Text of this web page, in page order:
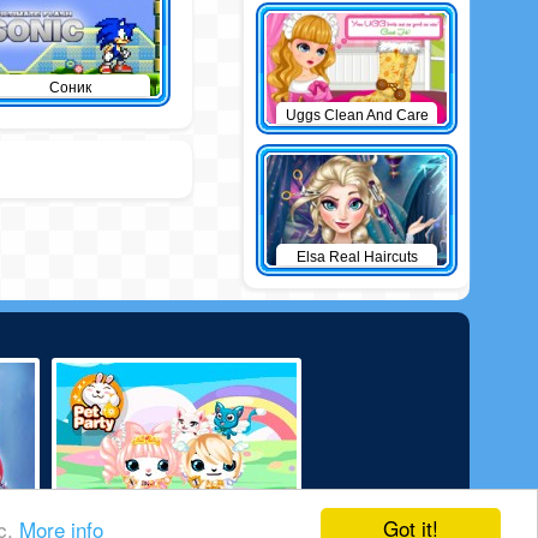
Got it!
More info
Соник
Uggs Clean And Care
Elsa Real Haircuts